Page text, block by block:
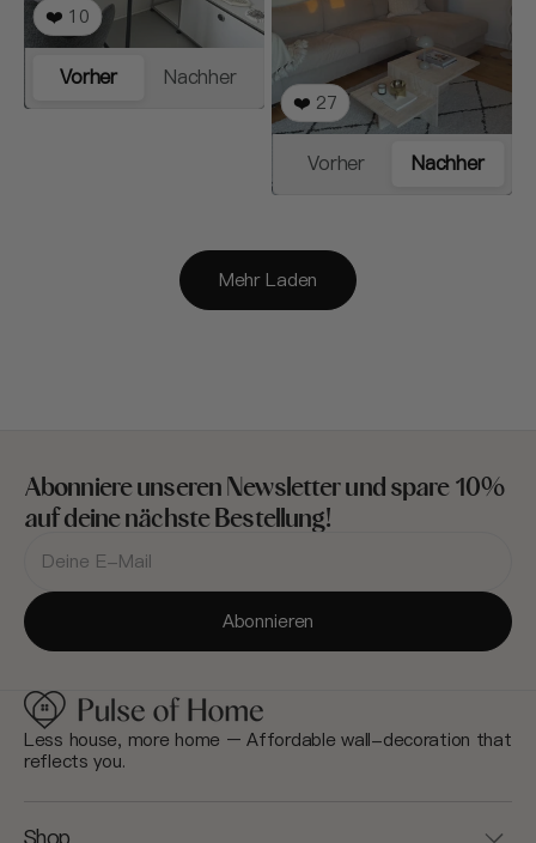
❤️ 10
Vorher Nachher
❤️ 27
Vorher Nachher
Mehr Laden
Abonniere unseren Newsletter und spare 10%
auf deine nächste Bestellung!
Mail-
Adresse
Abonnieren
Less house, more home – Affordable wall-decoration that
reflects you.